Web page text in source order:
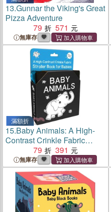
13.Gunnar the Viking's Great
Pizza Adventure
79
571
無庫存
滿額折
15.Baby Animals: A High-
Contrast Crinkle Fabric
Stroller Book for Babies
79 391
無庫存